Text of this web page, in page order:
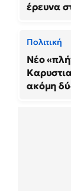
έρευνα
Πολιτική
Νέο
ακόμη